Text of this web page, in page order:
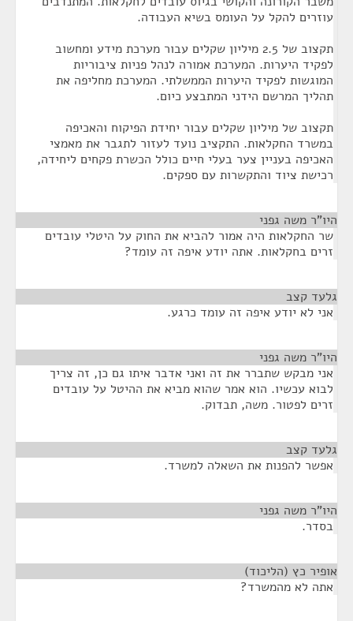
עוזרים להקל על העומס בשיא העבודה.
תקצוב של 2.5 מיליון שקלים עבור מערכת מידע ומחשוב
לפקיד היערות. המערכת אמורה לנהל פניות ציבוריות
המוגשות לפקיד היערות הממשלתי. המערכת מחליפה את
תהליך המרשם הידני המתבצע כיום.
תקצוב של מיליון שקלים עבור יחידת הפיקוח והאכיפה
במשרד החקלאות. התקציב נועד לעזור לתגבר את מאמצי
האכיפה בעניין צער בעלי חיים כולל הכשרת פקחים ליחידה,
רכישת ציוד והתקשרות עם ספקים.
היו"ר משה גפני
שר החקלאות היה אמור להביא את החוק על היטלי עובדים
זרים בחקלאות. אתה יודע איפה זה עומד?
גלעד קצב
אני לא יודע איפה זה עומד כרגע.
היו"ר משה גפני
אני מבקש שתברר את זה ואני אדבר איתו גם כן, זה צריך
לבוא עכשיו. הוא אמר שהוא מביא את ההיטל על עובדים
זרים לפטור. משה, תבדוק.
גלעד קצב
אפשר להפנות את השאלה למשרד.
היו"ר משה גפני
בסדר.
אופיר כץ (הליכוד)
אתה לא מהמשרד?